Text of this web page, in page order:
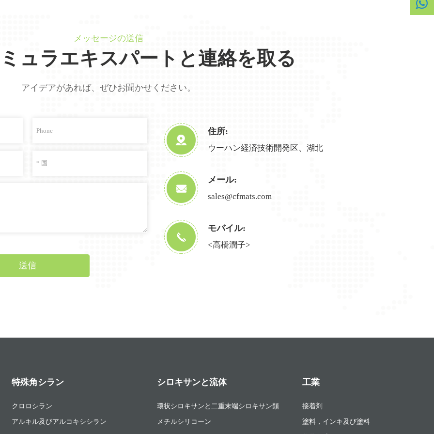
メッセージの送信
ュラエキスパートと連絡を取る
アイデアがあれば、ぜひお聞かせください。
送信
住所:
ウーハン経済技術開発区、湖北
メール:
sales@cfmats.com
モバイル:
<高橋潤子>
特殊角シラン
クロロシラン
アルキル及びアルコキシシラン
シロキサンと流体
環状シロキサンと二重末端シロキサン類
メチルシリコーン
工業
接着剤
塗料，インキ及び塗料